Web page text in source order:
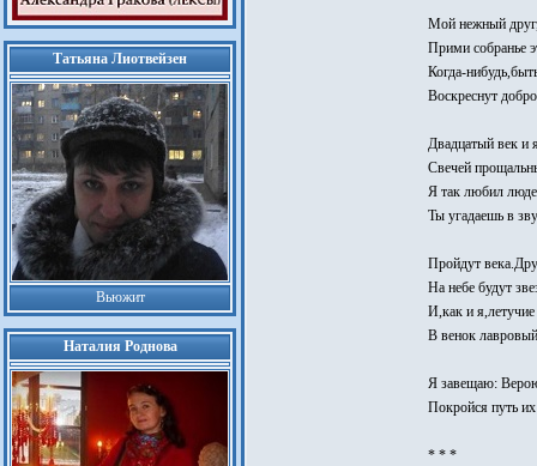
Татьяна Лиотвейзен
Вьюжит
Наталия Роднова
Мой нежный
Прими собранье
Когда-
Воскреснут
Двадцатый век и
Свечей
Я так любил
Ты угадаешь в
Пройдут
На небе будут
И,как и
В венок
Я завещаю:
Покройся путь
* * *